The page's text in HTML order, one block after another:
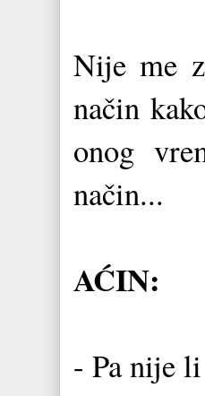
Nije me
način
onog
način...
AĆIN:
- Pa nije